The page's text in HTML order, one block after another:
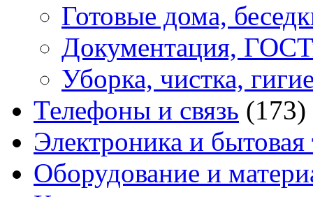
Готовые дома,
Документация,
Уборка, чистка,
Телефоны и связь (173)
Электроника и бытовая
Оборудование и